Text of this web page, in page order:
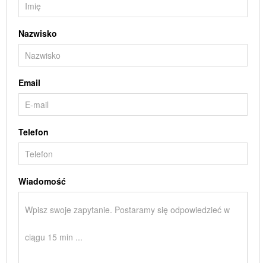
Nazwisko
Email
Telefon
Wiadomość